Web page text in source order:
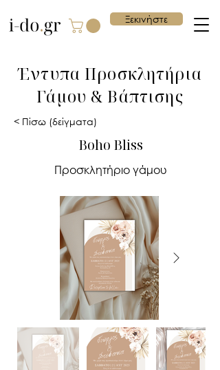
Ξεκινήστε
Έντυπα Προσκλητήρια
Γάμου & Βάπτισης
< Πίσω (δείγματα)
Boho Bliss
Προσκλητήριο γάμου